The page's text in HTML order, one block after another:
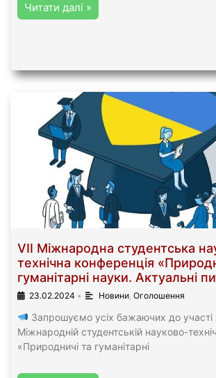
Читати далі »
VIІ Міжнародна студентська
технічна конференція
гуманітарні науки. Актуальні
23.02.2024 • Новини Оголошення
Запрошуємо усіх бажаючих до участі
Міжнародній студентській науково-
«Природничі та гуманітарні